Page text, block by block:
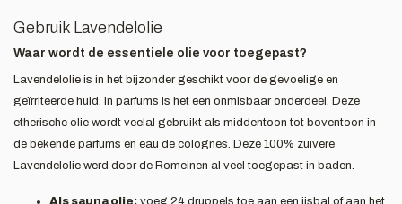
Gebruik Lavendelolie
Waar wordt de essentiele olie voor toegepast?
Lavendelolie is in het bijzonder geschikt voor de gevoelige en
geïrriteerde huid. In parfums is het een onmisbaar onderdeel. Deze
etherische olie wordt veelal gebruikt als middentoon tot boventoon in
de bekende parfums en eau de colognes. Deze 100% zuivere
Lavendelolie werd door de Romeinen al veel toegepast in baden.
Als sauna olie: voeg 24 druppels toe aan een ijsbal of aan het